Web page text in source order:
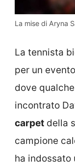
La mise di Aryna
La tennista
per un
dove
incontrato
carpet della
campione
ha indossato